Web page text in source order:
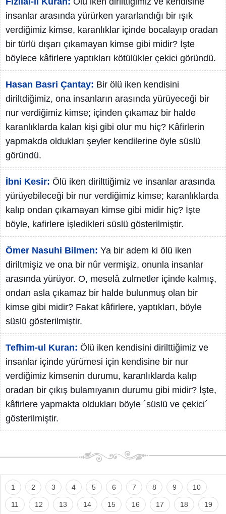
insanlar arasında yürürken yararlandığı bir ışık
verdiğimiz kimse, karanlıklar içinde bocalayıp oradan
bir türlü dışarı çıkamayan kimse gibi midir? İşte
böylece kâfirlere yaptıkları kötülükler çekici göründü.
Hasan Basri Çantay: Bir ölü iken kendisini
diriltdiğimiz, ona insanların arasında yürüyeceği bir
nur verdiğimiz kimse; içinden çıkamaz bir halde
karanlıklarda kalan kişi gibi olur mu hiç? Kâfirlerin
yapmakda oldukları şeyler kendilerine öyle süslü
göründü.
İbni Kesir: Ölü iken dirilttiğimiz ve insanlar arasında
yürüyebileceği bir nur verdiğimiz kimse; karanlıklarda
kalıp ondan çıkamayan kimse gibi midir hiç? İşte
böyle, kafirlere işledikleri süslü gösterilmiştir.
Ömer Nasuhi Bilmen: Ya bir adem ki ölü iken
diriltmişiz ve ona bir nûr vermişiz, onunla insanlar
arasında yürüyor. O, meselâ zulmetler içinde kalmış,
ondan asla çıkamaz bir halde bulunmuş olan bir
kimse gibi midir? Fakat kâfirlere, yaptıkları, böyle
süslü gösterilmiştir.
Tefhim-ul Kuran: Ölü iken kendisini dirilttiğimiz ve
insanlar içinde yürümesi için kendisine bir nur
verdiğimiz kimsenin durumu, karanlıklarda kalıp
oradan bir çıkış bulamıyanın durumu gibi midir? İşte,
kâfirlere yapmakta oldukları böyle ´süslü ve çekici´
gösterilmiştir.
1 2 3 4 5 6 7 8 9 10
11 12 13 14 15 16 17 18 19